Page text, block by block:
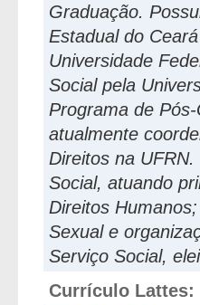
Graduação.
Estadual do
Universidade
Social pela
Programa de
atualmente
Direitos na
Social, atuando
Direitos
Sexual e
Serviço Social,
Currículo Lattes: